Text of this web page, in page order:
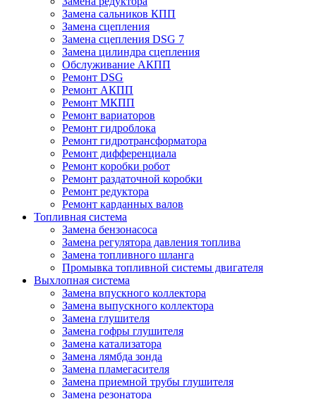
Замена сальников КПП
Замена сцепления
Замена сцепления DSG 7
Замена цилиндра сцепления
Обслуживание АКПП
Ремонт DSG
Ремонт АКПП
Ремонт МКПП
Ремонт вариаторов
Ремонт гидроблока
Ремонт гидротрансформатора
Ремонт дифференциала
Ремонт коробки робот
Ремонт раздаточной коробки
Ремонт редуктора
Ремонт карданных валов
Топливная система
Замена бензонасоса
Замена регулятора давления топлива
Замена топливного шланга
Промывка топливной системы двигателя
Выхлопная система
Замена впускного коллектора
Замена выпускного коллектора
Замена глушителя
Замена гофры глушителя
Замена катализатора
Замена лямбда зонда
Замена пламегасителя
Замена приемной трубы глушителя
Замена резонатора